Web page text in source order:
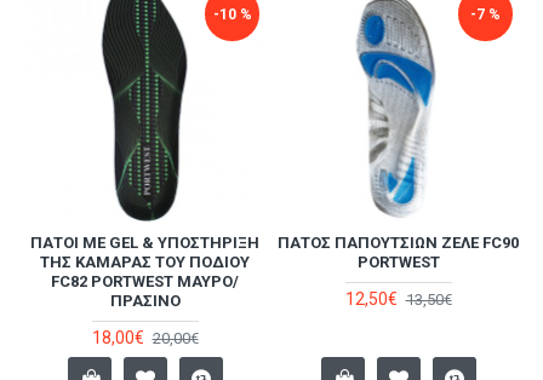
-10 %
ΠΆΤΟΙ ΜΕ GEL & ΥΠΟΣΤΉΡΙΞΗ
ΤΗΣ ΚΑΜΆΡΑΣ ΤΟΥ ΠΟΔΙΟΎ
FC82 PORTWEST ΜΑΎΡΟ/
ΠΡΆΣΙΝΟ
18,00€ 20,00€
-7 %
ΠΆΤΟΣ ΠΑΠΟΥΤΣΙΏΝ ΖΕΛΈ FC90
PORTWEST
12,50€ 13,50€